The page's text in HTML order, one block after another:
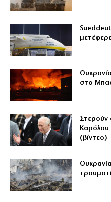
στο
Στερούν
Καρόλου
(βίντεο)